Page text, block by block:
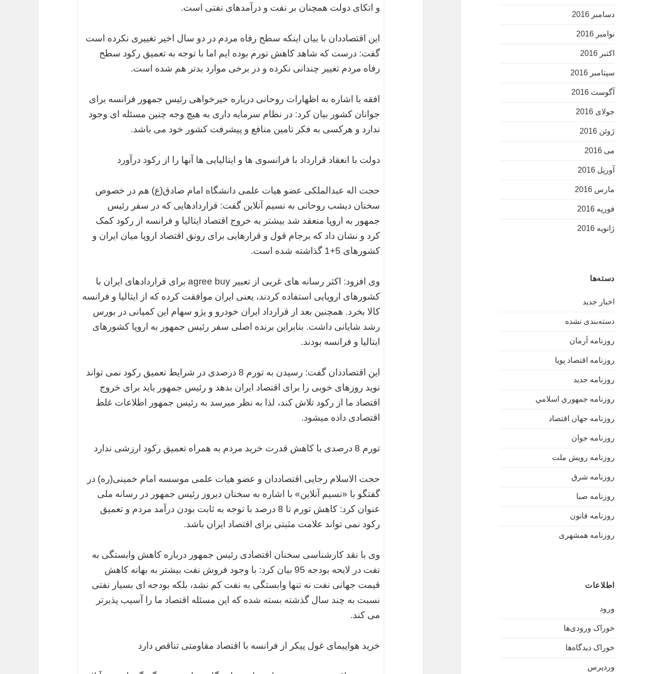
دسامبر 2016
نوامبر 2016
اکتبر 2016
سپتامبر 2016
آگوست 2016
جولای 2016
ژوئن 2016
می 2016
آوریل 2016
مارس 2016
فوریه 2016
ژانویه 2016
دسته‌ها
اخبار جدید
دسته‌بندی نشده
روزنامه آرمان
روزنامه اقتصاد پویا
روزنامه جدید
روزنامه جمهوري اسلامي
روزنامه جهان اقتصاد
روزنامه جوان
روزنامه رویش ملت
روزنامه شرق
روزنامه صبا
روزنامه قانون
روزنامه همشهری
اطلاعات
ورود
خوراک ورودی‌ها
خوراک دیدگاه‌ها
وردپرس
و اتکای دولت همچنان بر نفت و درآمدهای نفتی است.
این اقتصاددان با بیان اینکه سطح رفاه مردم در دو سال اخیر تغییری نکرده است
گفت: درست که شاهد کاهش تورم بوده ایم اما با توجه به تعمیق رکود سطح
رفاه مردم تغییر چندانی نکرده و در برخی موارد بدتر هم شده است.
افقه با اشاره به اظهارات روحانی درباره خیرخواهی رئیس جمهور فرانسه برای
جوانان کشور بیان کرد: در نظام سرمایه داری به هیچ وجه چنین مسئله ای وجود
ندارد و هرکسی به فکر تامین منافع و پیشرفت کشور خود می باشد.
دولت با انعقاد قرارداد با فرانسوی ها و ایتالیایی ها آنها را از رکود درآورد
حجت اله عبدالملکی عضو هیات علمی دانشگاه امام صادق(ع) هم در خصوص
سخنان دیشب روحانی به نسیم آنلاین گفت: قراردادهایی که در سفر رئیس
جمهور به اروپا منعقد شد بیشتر به خروج اقتصاد ایتالیا و فرانسه از رکود کمک
کرد و نشان داد که برجام قول و قرارهایی برای رونق اقتصاد اروپا میان ایران و
کشورهای 5+1 گذاشته شده است.
وی افزود: اکثر رسانه های غربی از تعبیر agree buy برای قراردادهای ایران با
کشورهای اروپایی استفاده کردند، یعنی ایران موافقت کرده که از ایتالیا و فرانسه
کالا بخرد. همچنین بعد از قرارداد ایران خودرو و پژو سهام این کمپانی در بورس
رشد شایانی داشت. بنابراین برنده اصلی سفر رئیس جمهور به اروپا کشورهای
ایتالیا و فرانسه بودند.
این اقتصاددان گفت: رسیدن به تورم 8 درصدی در شرایط تعمیق رکود نمی تواند
نوید روزهای خوبی را برای اقتصاد ایران بدهد و رئیس جمهور باید برای خروج
اقتصاد ما از رکود تلاش کند، لذا به نظر میرسد به رئیس جمهور اطلاعات غلط
اقتصادی داده میشود.
تورم 8 درصدی با کاهش قدرت خرید مردم به همراه تعمیق رکود ارزشی ندارد
حجت الاسلام رجایی اقتصاددان و عضو هیات علمی موسسه امام خمینی(ره) در
گفتگو با «نسیم آنلاین» با اشاره به سخنان دیروز رئیس جمهور در رسانه ملی
عنوان کرد: کاهش تورم تا 8 درصد با توجه به ثابت بودن درآمد مردم و تعمیق
رکود نمی تواند علامت مثبتی برای اقتصاد ایران باشد.
وی با نقد کارشناسی سخنان اقتصادی رئیس جمهور درباره کاهش وابستگی به
نفت در لایحه بودجه 95 بیان کرد: با وجود فروش نفت بیشتر به بهانه کاهش
قیمت جهانی نفت نه تنها وابستگی به نفت کم نشد، بلکه بودجه ای بسیار نفتی
نسبت به چند سال گذشته بسته شده که این مسئله اقتصاد ما را آسیب پذیرتر
می کند.
خرید هواپیمای غول پیکر از فرانسه با اقتصاد مقاومتی تناقص دارد